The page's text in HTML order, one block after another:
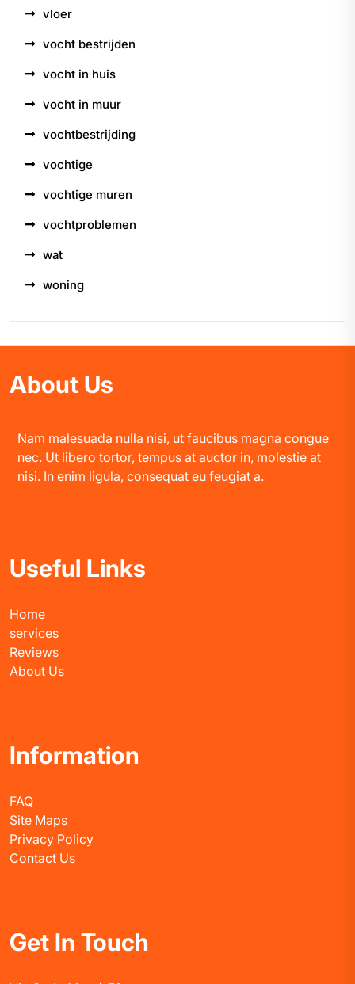
vloer
vocht bestrijden
vocht in huis
vocht in muur
vochtbestrijding
vochtige
vochtige muren
vochtproblemen
wat
woning
About Us
Nam malesuada nulla nisi, ut faucibus magna congue
nec. Ut libero tortor, tempus at auctor in, molestie at
nisi. In enim ligula, consequat eu feugiat a.
Useful Links
Home
services
Reviews
About Us
Information
FAQ
Site Maps
Privacy Policy
Contact Us
Get In Touch